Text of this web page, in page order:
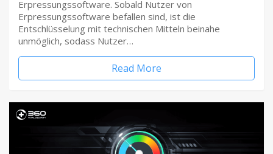
Erpressungssoftware. Sobald Nutzer von
Erpressungssoftware befallen sind, ist die
Entschlüsselung mit technischen Mitteln beinahe
unmöglich, sodass Nutzer…
Read More